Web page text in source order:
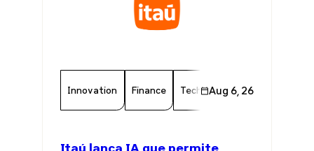
Innovation Finance Technology Chamber
Aug 6, 26
Itaú lança IA que permite